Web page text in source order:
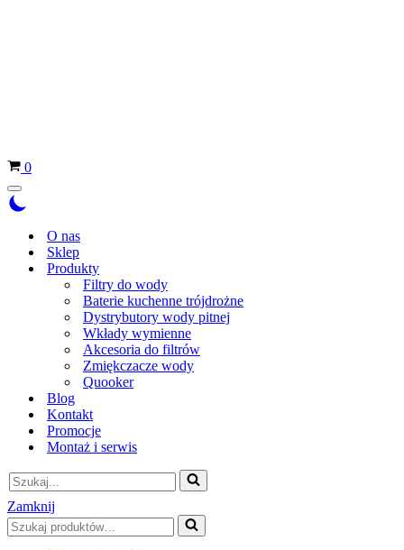
Koszyk
0
Menu
nawigacji
O nas
Sklep
Produkty
Filtry do wody
Baterie kuchenne trójdrożne
Dystrybutory wody pitnej
Wkłady wymienne
Akcesoria do filtrów
Zmiękczacze wody
Quooker
Blog
Kontakt
Promocje
Montaż i serwis
Szukaj...
Zamknij
Szukaj...